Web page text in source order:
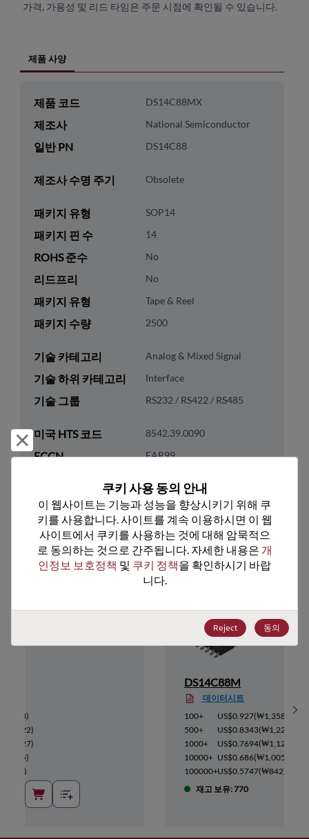
가격, 가용성 및 리드 타임은 주문 시점에 확인될 수 있습니다.
제품 사양
제품 코드 DS14C88MX
제조사 National Semiconductor
일반 PN DS14C88
제조사 수명 주기 Obsolete
패키지 유형 SOP14
패키지 핀 수 14
ROHS 준수 No
리드프리 No
패키지 유형 Tape & Reel
패키지 수량 2500
기술 카테고리 Analog & Mixed Signal
기술 하위 카테고리 Interface
기술 그룹 RS232 / RS422 / RS485
미국 HTS 코드 8542.39.0090
ECCN EAR99
추천 대체 제품
)
₩1,222)
₩1,127)
)
)
DS14C88M
데이터시트
100+
US$0.927(₩1,358
500+
US$0.8343(₩1,222
1000+
US$0.7694(₩1,127
10000+ US$0.686(₩1,005
100000+US$0.5747(₩842)
재고 보유: 770
거부 및 닫기
쿠키 사용 동의 안내
이 웹사이트는 기능과 성능을 향상시키기 위해 쿠
키를 사용합니다. 사이트를 계속 이용하시면 이 웹
사이트에서 쿠키를 사용하는 것에 대해 암묵적으
로 동의하는 것으로 간주됩니다. 자세한 내용은 개
인정보 보호정책 및 쿠키 정책을 확인하시기 바랍
니다.
Reject 동의